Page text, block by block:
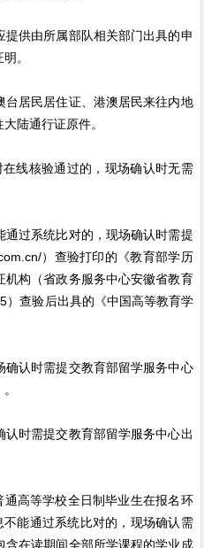
供由所属部队相关部门出具的申
。
居民居住证、港澳居民来往内地
陆通行证原件。
在线核验通过的，现场确认时无需
过系统比对的，现场确认时需提
）查验打印的《教育部学历
构（省政务服务中心安徽省教育
查验后出具的《中国高等教育学
认时需提交教育部留学服务中心
时需提交教育部留学服务中心出
高等学校全日制毕业生在报名环
能通过系统比对的，现场确认需
在读期间全部所学课程的学业成